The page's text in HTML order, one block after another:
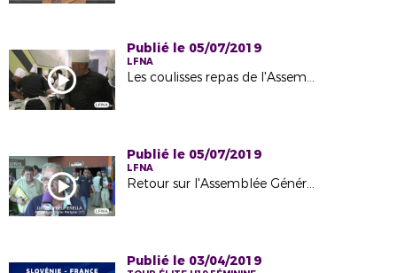
Publié le 05/07/2019
LFNA
Les coulisses repas de l'Assemblée Générale 2019
Publié le 05/07/2019
LFNA
Retour sur l'Assemblée Générale du 29 Juin 2019 à l'Espace Carat d'Angoulême
Publié le 03/04/2019